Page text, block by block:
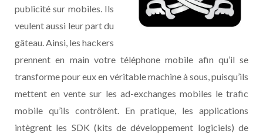
publicité sur mobiles. Ils
veulent aussi leur part du
gâteau. Ainsi, les hackers
prennent en main votre téléphone mobile afin qu’il se
transforme pour eux en véritable machine à sous, puisqu’ils
mettent en vente sur les ad-exchanges mobiles le trafic
mobile qu’ils contrôlent. En pratique, les applications
intègrent les SDK (kits de développement logiciels) de